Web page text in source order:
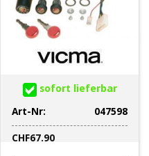
sofort lieferbar
Art-Nr:
047598
CHF67.90